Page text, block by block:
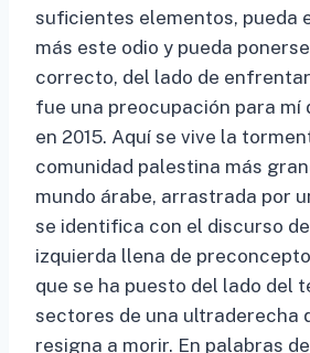
suficientes elementos, pueda
más este odio y pueda
correcto, del lado de
fue una preocupación para mí
en 2015. Aquí se vive la
comunidad palestina más
mundo árabe, arrastrada por
se identifica con el discurso
izquierda llena de
que se ha puesto del lado del
sectores de una ultraderecha
resigna a morir. En palabras